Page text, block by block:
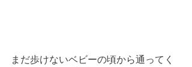
まだ歩けないベビーの頃から通ってく